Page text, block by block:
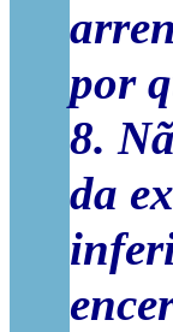
por
8.
da